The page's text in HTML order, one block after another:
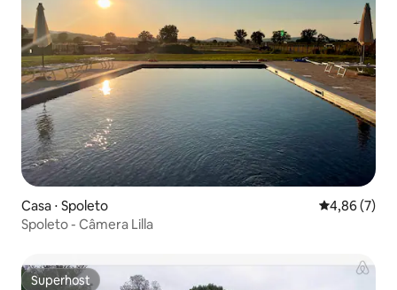
Casa ⋅ Spoleto 4,86 de uma
4,86 (7)
Spoleto - Câmera Lilla
Superhost